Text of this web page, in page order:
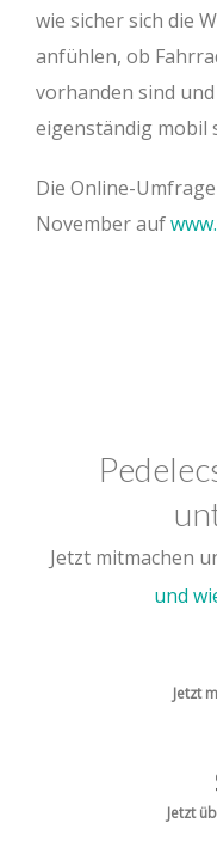
wie sicher sich die
anfühlen, ob
vorhanden sind
eigenständig mobil
Die Online-
November auf
Jetzt mitmachen
und
Jetzt
Jetzt